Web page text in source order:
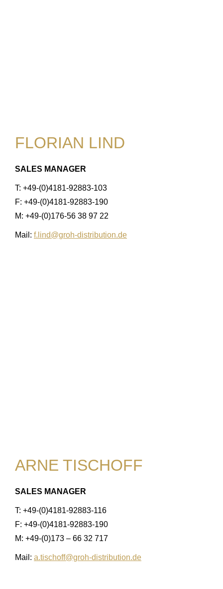
FLORIAN LIND
SALES MANAGER
T: +49-(0)4181-92883-103
F: +49-(0)4181-92883-190
M: +49-(0)176-56 38 97 22
Mail: f.lind@groh-distribution.de
ARNE TISCHOFF
SALES MANAGER
T: +49-(0)4181-92883-116
F: +49-(0)4181-92883-190
M: +49-(0)173 – 66 32 717
Mail: a.tischoff@groh-distribution.de